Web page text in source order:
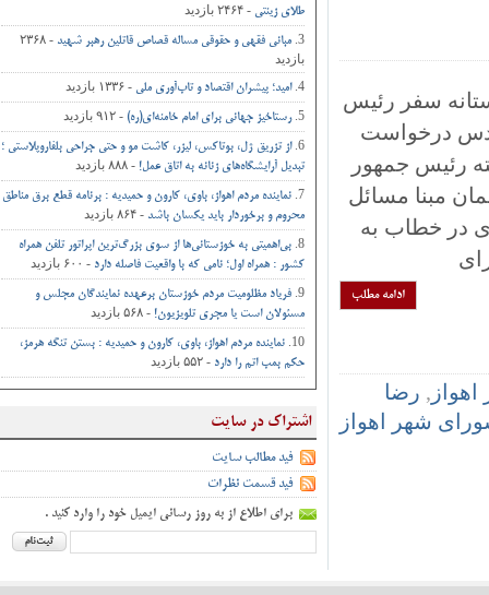
سفر رئیس
درخواست
رئیس جمهور
مبنا مسائل
خطاب به
ادامه مطلب
, رضا
شهر اهواز
طلای زینتی- ۲۴۶۴ بازدید
مبانی فقهی و حقوقی مساله قصاص قاتلین رهبر شهید
- ۲۳۶۸
بازدید
امید؛ پیشران اقتصاد و تاب‌آوری ملی- ۱۳۳۶ بازدید
رستاخیز جهانی برای امام خامنه‌ای(ره)- ۹۱۲ بازدید
از تزریق ژل، بوتاکس، لیزر، کاشت مو و حتی جراحی‌ بلفاروپلاستی ؛
تبدیل آرایشگاه‌های زنانه به اتاق‌ عمل‌!- ۸۸۸ بازدید
نماینده مردم اهواز، باوی، کارون و حمیدیه : برنامه قطع برق مناطق
محروم و برخوردار باید یکسان باشد - ۸۶۴ بازدید
بی‌اهمیتی به خوزستانی‌ها از سوی بزرگ‌ترین اپراتور تلفن همراه
کشور : همراه اول؛ نامی که با واقعیت فاصله دارد - ۶۰۰ بازدید
فریاد مظلومیت مردم خوزستان برعهده نمایندگان مجلس و
مسئولان است یا مجری تلویزیون!- ۵۶۸ بازدید
نماینده مردم اهواز، باوی، کارون و حمیدیه : بستن تنگه هرمز،
حکم بمب اتم را دارد - ۵۵۲ بازدید
اشتراک در سایت
فید مطالب سایت
فید قسمت نظرات
برای اطلاع از به روز رسانی ایمیل خود را وارد کنید .